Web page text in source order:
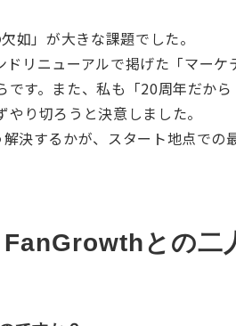
如」が大きな課題でした。
リニューアルで掲げた「マーケ
す。また、私も「20周年だか
り切ろうと決意しました。
決するかが、スタート地点での
との二